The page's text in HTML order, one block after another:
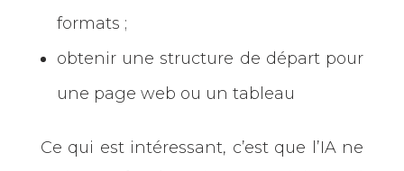
formats ;
obtenir une structure de départ pour
une page web ou un tableau
Ce qui est intéressant, c’est que l’IA ne